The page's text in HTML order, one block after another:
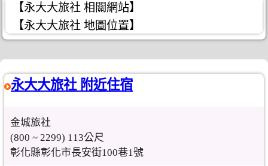
【永大大旅社 相關網站】
【永大大旅社 地圖位置】
永大大旅社 附近住宿
金城旅社
(800 ~ 2299) 113公尺
彰化縣彰化市長安街100巷1號